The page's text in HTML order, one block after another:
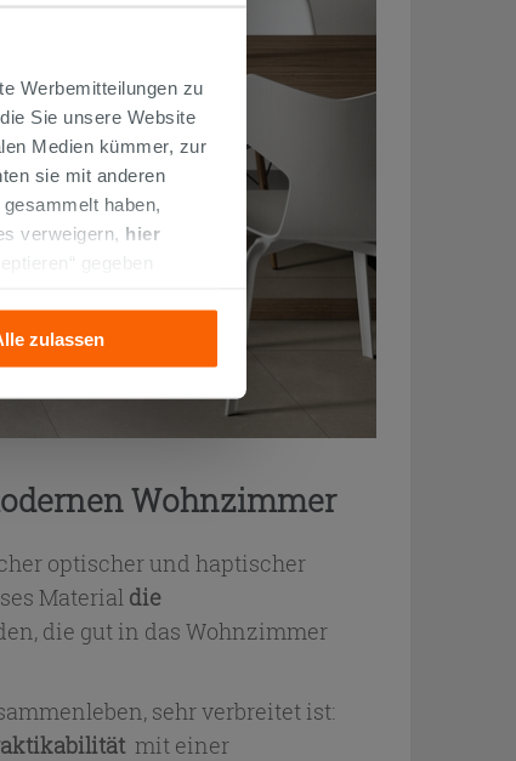
Werbemitteilungen zu
Sie unsere Website
Medien kümmer, zur
sie mit anderen
haben,
verweigern, hier
gegeben
zulassen
Wohnzimmer
optischer und haptischer
Material die
die gut in das Wohnzimmer
sehr verbreitet ist:
mit einer